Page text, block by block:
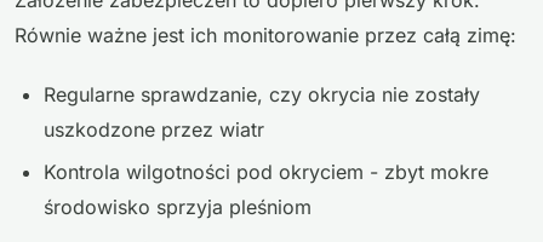
Równie ważne jest ich monitorowanie przez całą zimę:
Regularne sprawdzanie, czy okrycia nie zostały
uszkodzone przez wiatr
Kontrola wilgotności pod okryciem - zbyt mokre
środowisko sprzyja pleśniom